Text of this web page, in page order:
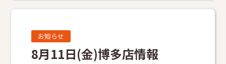
お知らせ
8月11日(金)博多店情報